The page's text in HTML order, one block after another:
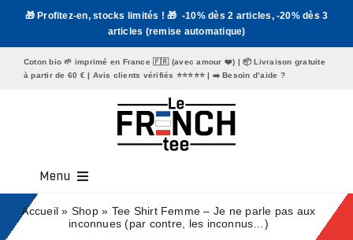
Passer🎁 Profitez-en, stocks limités ! 🎁 -10% dès 2 articles, -20% dès 3
articles (remise automatique)
Coton bio 🌱 imprimé en France 🇫🇷 (avec amour ❤️) | 📦 Livraison gratuite
à partir de 60 € | Avis clients vérifiés ⭐️⭐️⭐️⭐️⭐️ | ➡️Besoin d’aide ?
Menu
Tee Shirt Homme
Accueil » Shop» Tee Shirt Femme – Je ne parle pas aux
inconnues (par contre, les inconnus…)